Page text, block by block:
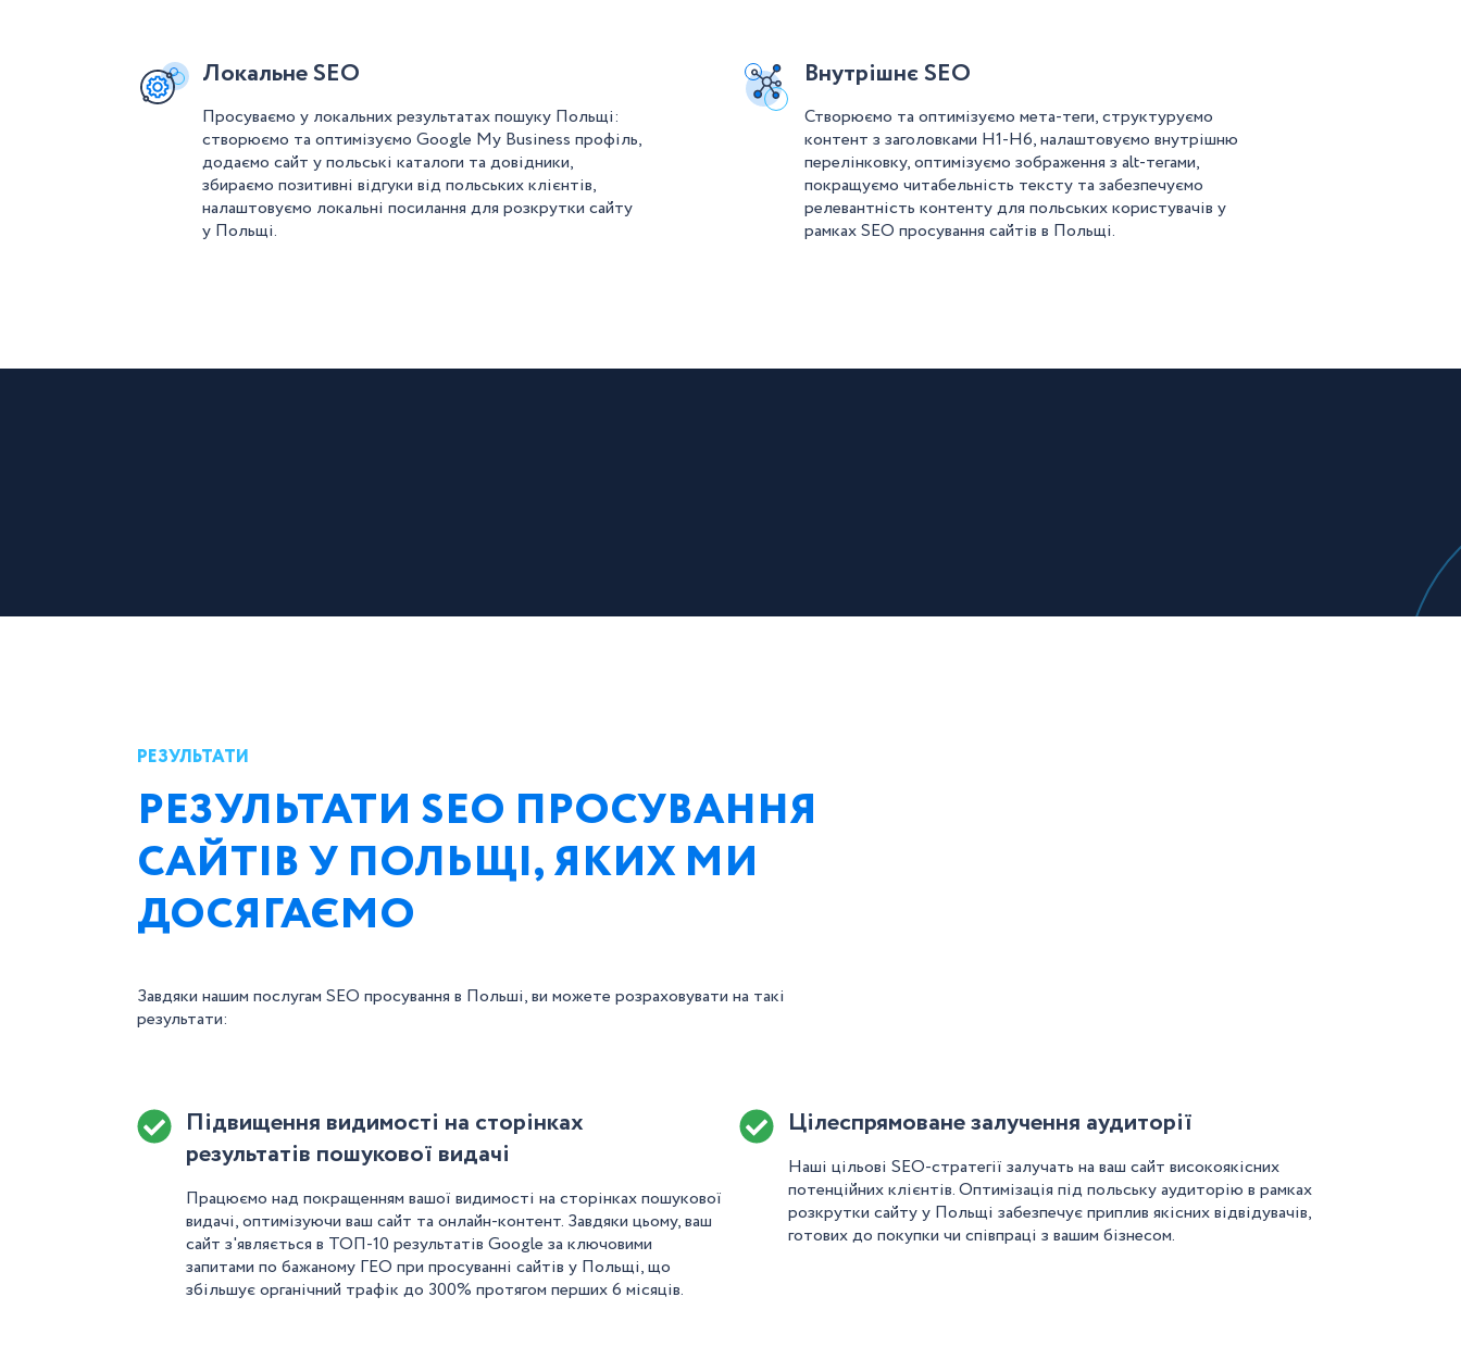
Локальне SEO
Просуваємо у локальних результатах пошуку Польщі:
створюємо та оптимізуємо Google My Business профіль,
додаємо сайт у польські каталоги та довідники,
збираємо позитивні відгуки від польських клієнтів,
налаштовуємо локальні посилання для розкрутки сайту
у Польщі.
Внутрішнє SEO
Створюємо та оптимізуємо мета-теги, структуруємо
контент з заголовками H1-H6, налаштовуємо внутрішню
перелінковку, оптимізуємо зображення з alt-тегами,
покращуємо читабельність тексту та забезпечуємо
релевантність контенту для польських користувачів у
рамках SEO просування сайтів в Польщі.
РЕЗУЛЬТАТИ
РЕЗУЛЬТАТИ SEO ПРОСУВАННЯ
САЙТІВ У ПОЛЬЩІ, ЯКИХ МИ
ДОСЯГАЄМО
Завдяки нашим послугам SEO просування в Польші, ви можете розраховувати на такі
результати:
Підвищення видимості на сторінках
результатів пошукової видачі
Працюємо над покращенням вашої видимості на сторінках пошукової
видачі, оптимізуючи ваш сайт та онлайн-контент. Завдяки цьому, ваш
сайт з'являється в ТОП-10 результатів Google за ключовими
запитами по бажаному ГЕО при просуванні сайтів у Польщі, що
збільшує органічний трафік до 300% протягом перших 6 місяців.
Цілеспрямоване залучення аудиторії
Наші цільові SEO-стратегії залучать на ваш сайт високоякісних
потенційних клієнтів. Оптимізація під польську аудиторію в рамках
розкрутки сайту у Польщі забезпечує приплив якісних відвідувачів,
готових до покупки чи співпраці з вашим бізнесом.